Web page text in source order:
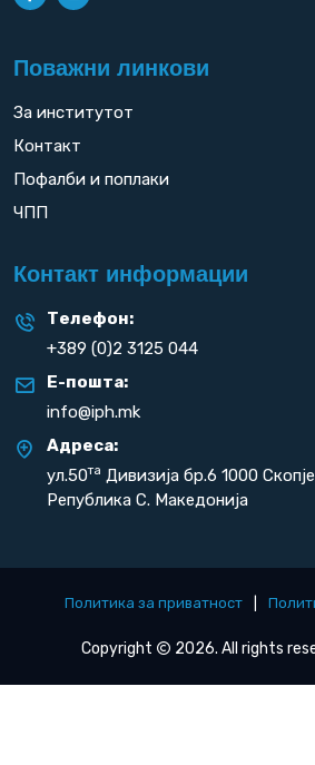
Поважни линкови
За институтот
Контакт
Пофалби и поплаки
ЧПП
Контакт информации
Телефон:
+389 (0)2 3125 044
Е-пошта:
info@iph.mk
Адреса:
ул.50та Дивизија бр.6 1000 Скопје
Република С. Македонија
Политика за приватност
Copyright 2026. All rights